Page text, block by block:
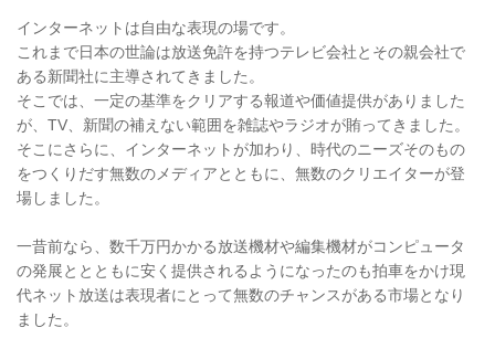
インターネットは自由な表現の場です。
これまで日本の世論は放送免許を持つテレビ会社とその親会社で
ある新聞社に主導されてきました。
そこでは、一定の基準をクリアする報道や価値提供がありました
が、TV、新聞の補えない範囲を雑誌やラジオが賄ってきました。
そこにさらに、インターネットが加わり、時代のニーズそのもの
をつくりだす無数のメディアとともに、無数のクリエイターが登
場しました。
一昔前なら、数千万円かかる放送機材や編集機材がコンピュータ
の発展ととともに安く提供されるようになったのも拍車をかけ現
代ネット放送は表現者にとって無数のチャンスがある市場となり
ました。